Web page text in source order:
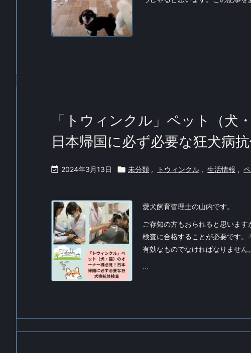
「トウィンクル」ペット（犬
日本帰国に必ず必要な狂犬病
 2024年3月13日  未分類 , トウィンクル , 生活情報 ,
愛犬飼育管理士の山内です。
ご存知の方もおられると思いま
検査に合格することが必要です
有効なものでなければなりません。
...